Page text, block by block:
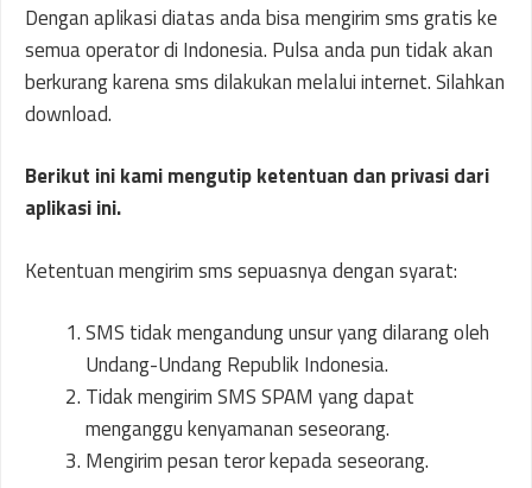
Dengan aplikasi diatas anda bisa mengirim sms gratis ke
semua operator di Indonesia. Pulsa anda pun tidak akan
berkurang karena sms dilakukan melalui internet. Silahkan
download.
Berikut ini kami mengutip ketentuan dan privasi dari
aplikasi ini.
Ketentuan mengirim sms sepuasnya dengan syarat:
SMS tidak mengandung unsur yang dilarang oleh
Undang-Undang Republik Indonesia.
Tidak mengirim SMS SPAM yang dapat
menganggu kenyamanan seseorang.
Mengirim pesan teror kepada seseorang.